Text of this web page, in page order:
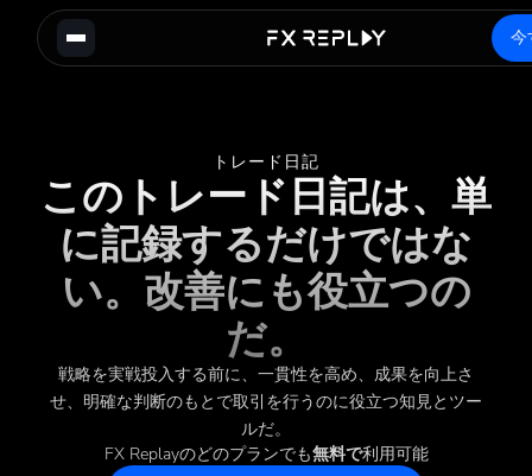
今
トレード日記
このトレード日記は、単
に記録するだけではな
い。改善にも役立つの
だ。
戦略を実戦投入する前に、一貫性を高め、成果を向上さ
せ、明確な判断のもとで取引を行うのに役立つ知見とツー
ルだ。
FX Replayのどのプランでも無料で利用可能